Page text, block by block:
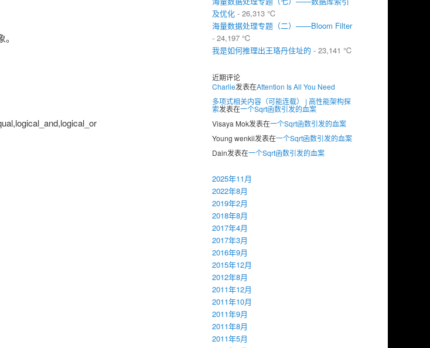
及优化 - 26,313 ℃
海量数据处理专题（二）——Bloom Filter
- 24,197 ℃
我是如何推理出王珞丹住址的 - 23,141 ℃
近期评论
Charlie发表在Attention Is All You Need
多项式相关内容（可能连载） | 高性能架构探
索发表在一个Sqrt函数引发的血案
Visaya Mok发表在一个Sqrt函数引发的血案
Young wenkii发表在一个Sqrt函数引发的血案
Dain发表在一个Sqrt函数引发的血案
2025年11月
2022年8月
2019年2月
2018年8月
2017年4月
2017年3月
2016年9月
2015年12月
2012年8月
2011年12月
2011年10月
2011年9月
2011年8月
2011年5月